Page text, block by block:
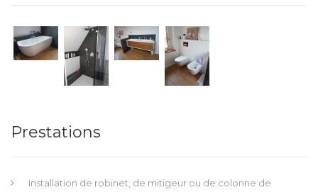
Prestations
Installation de robinet, de mitigeur ou de colonne de